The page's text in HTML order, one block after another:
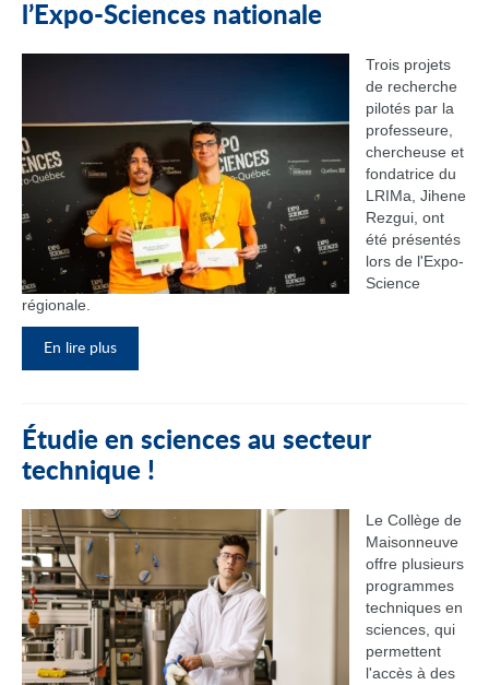
l’Expo-Sciences nationale
Trois projets
de recherche
pilotés par la
professeure,
chercheuse et
fondatrice du
LRIMa, Jihene
Rezgui, ont
été présentés
lors de l'Expo-
Science
régionale.
En lire plus
Étudie en sciences au secteur
technique !
Le Collège de
Maisonneuve
offre plusieurs
programmes
techniques en
sciences, qui
permettent
l'accès à des